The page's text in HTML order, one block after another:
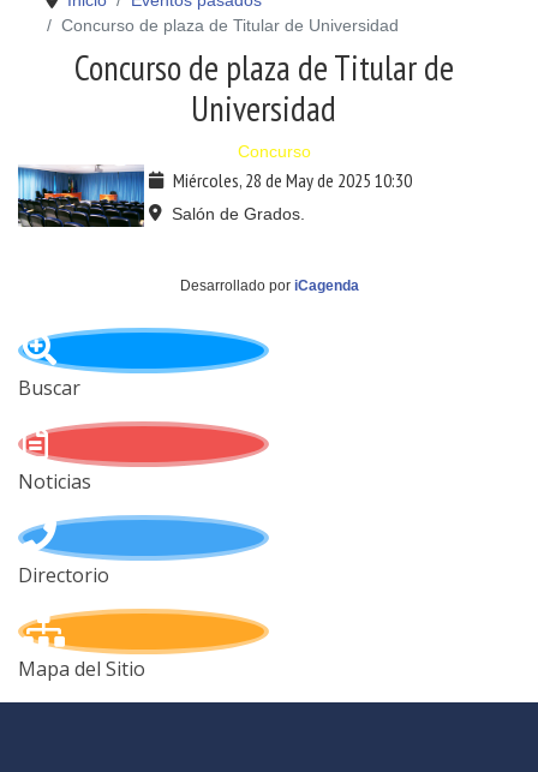
Concurso de plaza de Titular de Universidad
Concurso de plaza de Titular de
Universidad
Concurso
Miércoles, 28 de May de 2025 10:30
Salón de Grados.
Desarrollado por iCagenda
Buscar
Noticias
Directorio
Mapa del Sitio